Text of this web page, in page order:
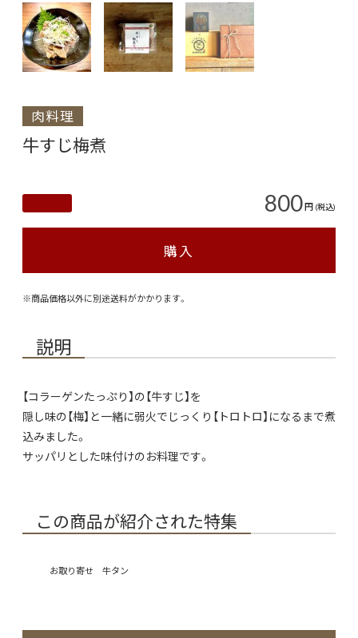
肉料理
牛すじ梅煮
800円 (税込)
購入
※商品価格以外に別途送料がかかります。
説明
【コラーゲンたっぷり】の【牛すじ】を
隠し味の【梅】と一緒に弱火でじっくり【トロトロ】になるまで煮
込みました。
サッパリとした味付けのお料理です。
この商品が紹介された特集
お取り寄せ 牛タン